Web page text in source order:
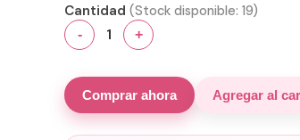
Cantidad (Stock disponible: 19)
- 1 +
Comprar ahora Agregar al